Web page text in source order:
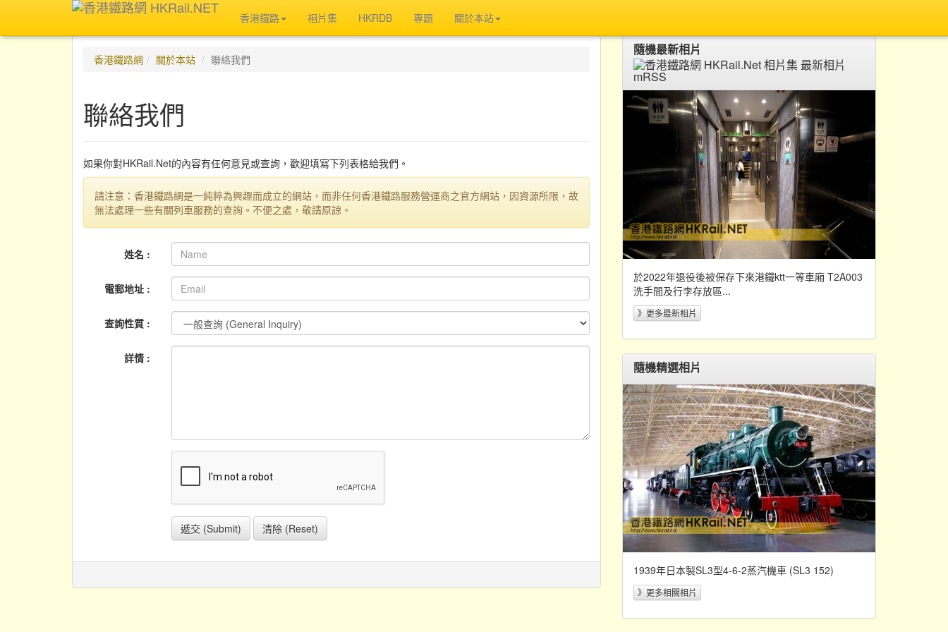
香港鐵路 相片集 HKRDB 專題 關於本站
香港鐵路網 關於本站 聯絡我們
聯絡我們
如果你對HKRail.Net的內容有任何意見或查詢，歡迎填寫下列表格給我們。
請注意：香港鐵路網是一純粹為興趣而成立的網站，而非任何香港鐵路服務營運商之官方網站，因資源所限，故
無法處理一些有關列車服務的查詢。不便之處，敬請原諒。
姓名 :
電郵地址 :
查詢性質 :
詳情 :
隨機最新相片
於2022年退役後被保存下來港鐵ktt一等車廂 T2A003
洗手間及行李存放區...
》更多最新相片
隨機精選相片
1939年日本製SL3型4-6-2蒸汽機車 (SL3 152)
》更多相關相片